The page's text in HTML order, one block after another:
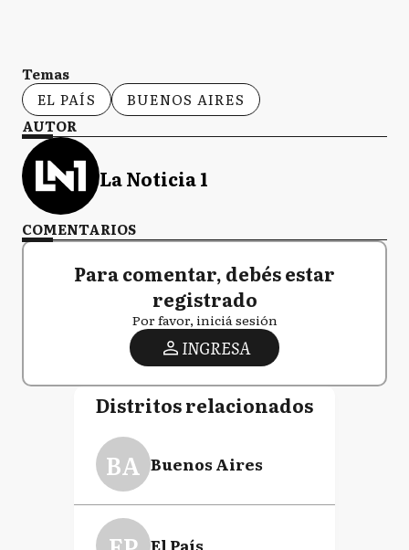
Temas
EL PAÍS
BUENOS AIRES
AUTOR
La Noticia 1
COMENTARIOS
Para comentar, debés estar
registrado
Por favor, iniciá sesión
INGRESA
Distritos relacionados
BA Buenos Aires
El País